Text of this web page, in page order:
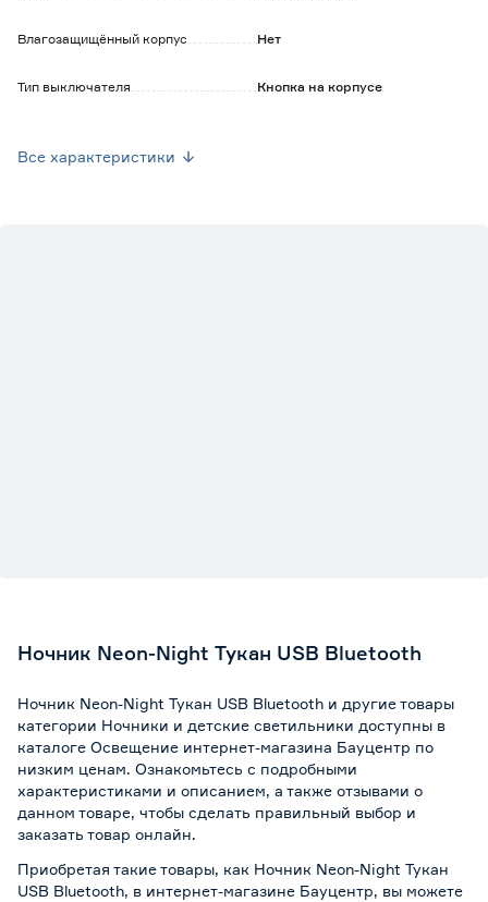
Влагозащищённый корпус Нет
Тип выключателя Кнопка на корпусе
Все характеристики
Ночник Neon-Night Тукан USB Bluetooth
Ночник Neon-Night Тукан USB Bluetooth и другие товары
категории Ночники и детские светильники доступны в
каталоге Освещение интернет-магазина Бауцентр по
низким ценам. Ознакомьтесь с подробными
характеристиками и описанием, а также отзывами о
данном товаре, чтобы сделать правильный выбор и
заказать товар онлайн.
Приобретая такие товары, как Ночник Neon-Night Тукан
USB Bluetooth, в интернет-магазине Бауцентр, вы можете